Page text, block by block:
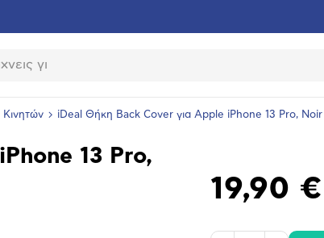
iDeal Θήκη Back Cover για Apple iPhone 13 Pro,
13 Pro,
19,90 €